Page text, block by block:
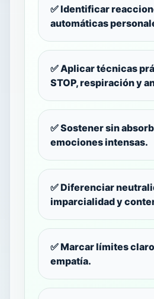
✅ Identificar
automáticas
✅ Aplicar técnicas
STOP, respiración y
✅ Sostener sin
emociones intensas.
✅ Diferenciar
imparcialidad y
✅ Marcar límites
empatía.